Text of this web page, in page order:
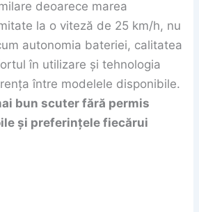
deoarece marea
la o viteză de 25 km/h, nu
autonomia bateriei, calitatea
în utilizare și tehnologia
între modelele disponibile.
bun scuter fără permis
și preferințele fiecărui